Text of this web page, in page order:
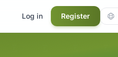
Log in Register